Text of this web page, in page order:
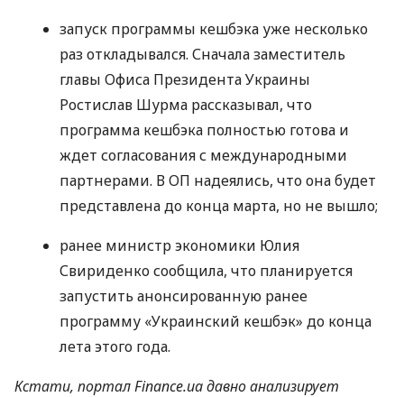
запуск программы кешбэка уже несколько
раз откладывался. Сначала заместитель
главы Офиса Президента Украины
Ростислав Шурма рассказывал, что
программа кешбэка полностью готова и
ждет согласования с международными
партнерами. В ОП надеялись, что она будет
представлена ​​до конца марта, но не вышло;
ранее министр экономики Юлия
Свириденко сообщила, что планируется
запустить анонсированную ранее
программу «Украинский кешбэк» до конца
лета этого года.
Кстати, портал Finance.ua давно анализирует